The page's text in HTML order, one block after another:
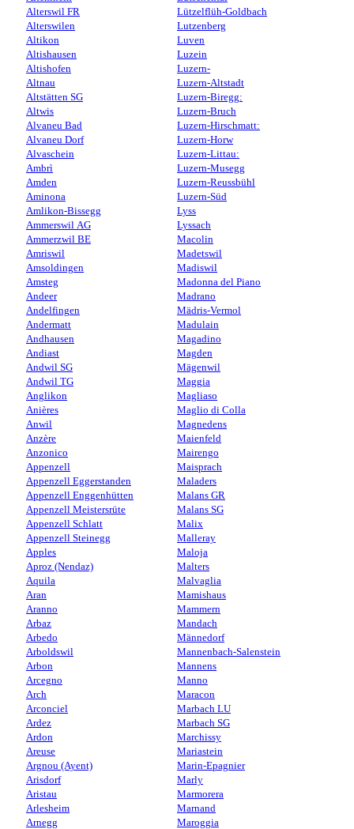
Alterswil FR
Alterswilen
Altikon
Altishausen
Altishofen
Altnau
Altstätten SG
Altwis
Alvaneu Bad
Alvaneu Dorf
Alvaschein
Ambrì
Amden
Aminona
Amlikon-Bissegg
Ammerswil AG
Ammerzwil BE
Amriswil
Amsoldingen
Amsteg
Andeer
Andelfingen
Andermatt
Andhausen
Andiast
Andwil SG
Andwil TG
Anglikon
Anières
Anwil
Anzère
Anzonico
Appenzell
Appenzell Eggerstanden
Appenzell Enggenhütten
Appenzell Meistersrüte
Appenzell Schlatt
Appenzell Steinegg
Apples
Aproz (Nendaz)
Aquila
Aran
Aranno
Arbaz
Arbedo
Arboldswil
Arbon
Arcegno
Arch
Arconciel
Ardez
Ardon
Areuse
Argnou (Ayent)
Arisdorf
Aristau
Arlesheim
Arnegg
Lützelflüh-Goldbach
Lutzenberg
Luven
Luzein
Luzern-
Luzern-Altstadt
Luzern-Biregg:
Luzern-Bruch
Luzern-Hirschmatt:
Luzern-Horw
Luzern-Littau:
Luzern-Musegg
Luzern-Reussbühl
Luzern-Süd
Lyss
Lyssach
Macolin
Madetswil
Madiswil
Madonna del Piano
Madrano
Mädris-Vermol
Madulain
Magadino
Magden
Mägenwil
Maggia
Magliaso
Maglio di Colla
Magnedens
Maienfeld
Mairengo
Maisprach
Maladers
Malans GR
Malans SG
Malix
Malleray
Maloja
Malters
Malvaglia
Mamishaus
Mammern
Mandach
Männedorf
Mannenbach-Salenstein
Mannens
Manno
Maracon
Marbach LU
Marbach SG
Marchissy
Mariastein
Marin-Epagnier
Marly
Marmorera
Marnand
Maroggia